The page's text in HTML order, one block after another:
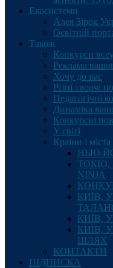
Екосистеми
Алея Зірок
Освітній
Також
Конкурси
Реклама
Хочу до вас
Різні творчі
Педагогічні
Динаміка
Конкурсні
У світі
Країни і міста
НЬЮ-
ТОКІО,
NINJA
КИЇВ,
КИЇВ,
КИЇВ,
ШЛЯХ
КОНТАКТИ
ПІДПИСКА